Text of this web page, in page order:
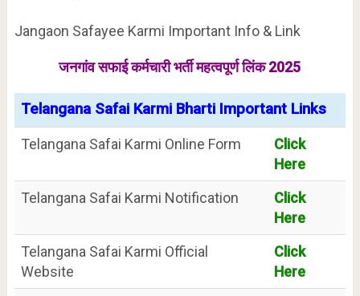
Jangaon Safayee Karmi Important Info & Link
जनगांव सफाई कर्मचारी भर्ती महत्वपूर्ण लिंक 2025
Telangana Safai Karmi Bharti Important Links
Telangana Safai Karmi Online Form
Click
Here
Telangana Safai Karmi Notification
Click
Here
Telangana Safai Karmi Official
Website
Click
Here